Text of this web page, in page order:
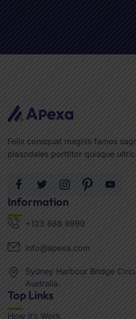
[contact-form-7 id="0d38283"
Felis consquat magnis fames
plasodales porttitor quisque
Information
+123 888 9999
info@apexa.com
Sydney Harbour Bridge
Australia.
Top Links
How it’s Work